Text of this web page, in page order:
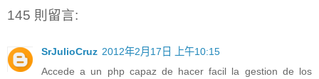
145 則留言:
SrJulioCruz 2012年2月17日 上午10:15
Accede a un php capaz de hacer facil la gestion de los